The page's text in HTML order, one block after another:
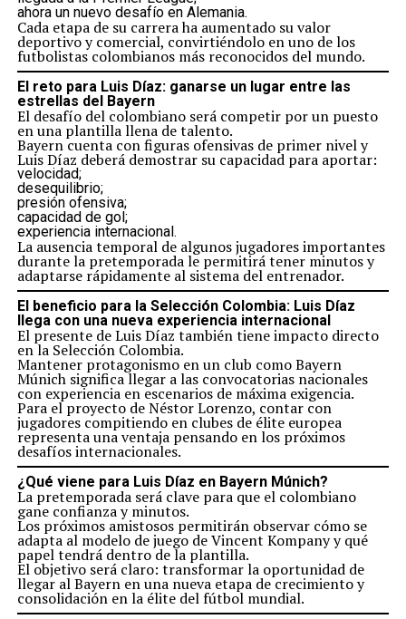
ahora un nuevo desafío en Alemania.
Cada etapa de su carrera ha aumentado su valor
deportivo y comercial, convirtiéndolo en uno de los
futbolistas colombianos más reconocidos del mundo.
El reto para Luis Díaz: ganarse un lugar entre las
estrellas del Bayern
El desafío del colombiano será competir por un puesto
en una plantilla llena de talento.
Bayern cuenta con figuras ofensivas de primer nivel y
Luis Díaz deberá demostrar su capacidad para aportar:
velocidad;
desequilibrio;
presión ofensiva;
capacidad de gol;
experiencia internacional.
La ausencia temporal de algunos jugadores importantes
durante la pretemporada le permitirá tener minutos y
adaptarse rápidamente al sistema del entrenador.
El beneficio para la Selección Colombia: Luis Díaz
llega con una nueva experiencia internacional
El presente de Luis Díaz también tiene impacto directo
en la Selección Colombia.
Mantener protagonismo en un club como Bayern
Múnich significa llegar a las convocatorias nacionales
con experiencia en escenarios de máxima exigencia.
Para el proyecto de Néstor Lorenzo, contar con
jugadores compitiendo en clubes de élite europea
representa una ventaja pensando en los próximos
desafíos internacionales.
¿Qué viene para Luis Díaz en Bayern Múnich?
La pretemporada será clave para que el colombiano
gane confianza y minutos.
Los próximos amistosos permitirán observar cómo se
adapta al modelo de juego de Vincent Kompany y qué
papel tendrá dentro de la plantilla.
El objetivo será claro: transformar la oportunidad de
llegar al Bayern en una nueva etapa de crecimiento y
consolidación en la élite del fútbol mundial.